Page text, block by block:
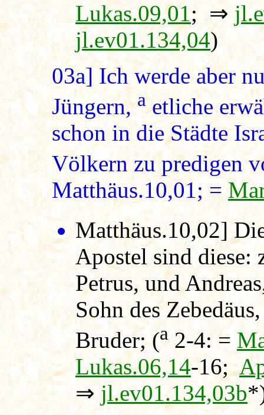
Lukas.09,01; ⇒
jl.ev01.134,04)
03a]Ich werde aber
Jüngern,aetliche
schon in die Städte
Völkern zu predigen
Matthäus.10,01; =
Matthäus.10,02]
Apostel sind diese:
Petrus, und
Sohn des
Bruder; (a2-4: =
Lukas.06,14-16;
⇒jl.ev01.134,03b